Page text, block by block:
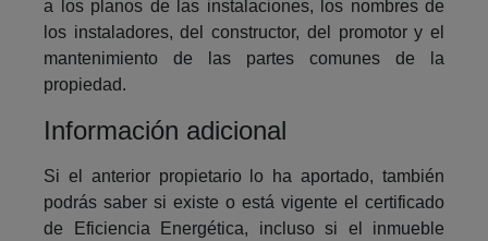
a los planos de las instalaciones, los nombres de
los instaladores, del constructor, del promotor y el
mantenimiento de las partes comunes de la
propiedad.
Información adicional
Si el anterior propietario lo ha aportado, también
podrás saber si existe o está vigente el certificado
de Eficiencia Energética, incluso si el inmueble